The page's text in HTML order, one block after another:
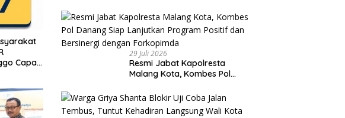
Capai
29 Juli 2026
Resmi Jabat Kapolresta
Malang Kota, Kombes Pol
Program Positif dan Bersinergi
dengan Forkopimda